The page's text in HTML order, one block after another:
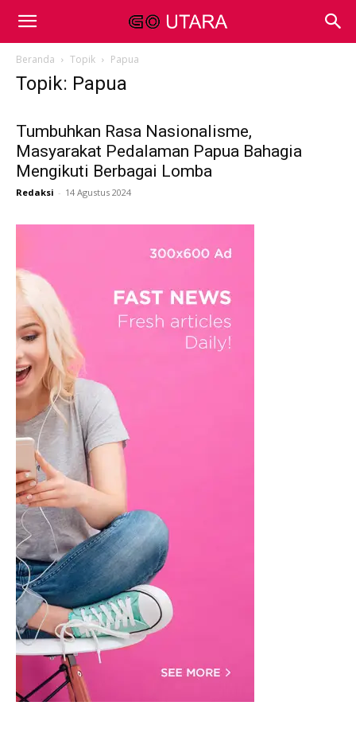
Beranda Topik Papua
Topik: Papua
Tumbuhkan Rasa Nasionalisme,
Masyarakat Pedalaman Papua Bahagia
Mengikuti Berbagai Lomba
Redaksi - 14 Agustus 2024